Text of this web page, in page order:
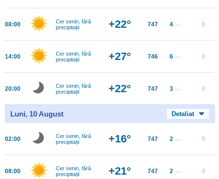
08:00
Cer senin, fără
precipitații
+22° 747 4 m/s 0
14:00
Cer senin, fără
precipitații
+27° 746 6 m/s 0
20:00
Cer senin, fără
precipitații
+22° 747 3 m/s 0
Luni, 10 August Detaliat
02:00
Cer senin, fără
precipitații
+16° 747 2 m/s 0
08:00
Cer senin, fără
precipitații
+21° 747 2 m/s 0